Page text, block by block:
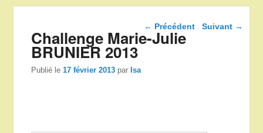
Navigation dans les
← Précédent Suivant →
Challenge Marie-Julie
BRUNIER 2013
Publié le17 février 2013 parIsa